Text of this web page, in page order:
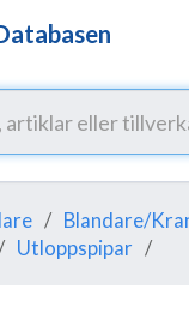
Blandare/
Utloppspipar